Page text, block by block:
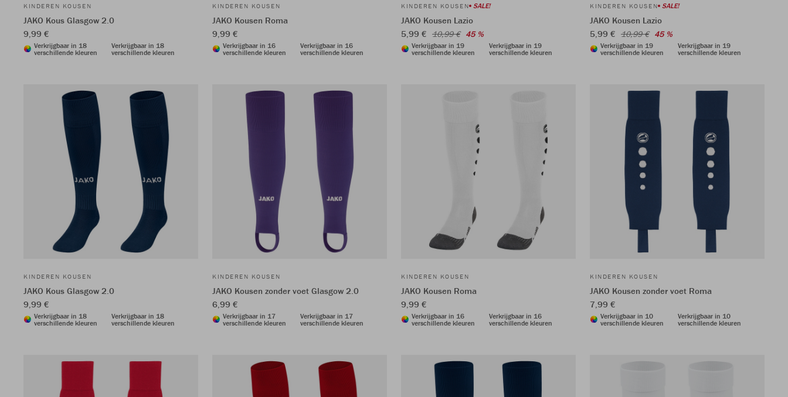
KINDEREN KOUSEN
JAKO Kous Glasgow 2.0
9,99 €
Verkrijgbaar in 18
verschillende kleuren
Verkrijgbaar in 18
verschillende kleuren
KINDEREN KOUSEN
JAKO Kousen Roma
9,99 €
Verkrijgbaar in 16
verschillende kleuren
Verkrijgbaar in 16
verschillende kleuren
KINDEREN KOUSEN SALE!
JAKO Kousen Lazio
5,99 € 10,99 € 45 %
Verkrijgbaar in 19
verschillende kleuren
Verkrijgbaar in 19
verschillende kleuren
KINDEREN KOUSEN SALE!
JAKO Kousen Lazio
5,99 € 10,99 € 45 %
Verkrijgbaar in 19
verschillende kleuren
Verkrijgbaar in 19
verschillende kleuren
KINDEREN KOUSEN
JAKO Kous Glasgow 2.0
9,99 €
Verkrijgbaar in 18
verschillende kleuren
Verkrijgbaar in 18
verschillende kleuren
KINDEREN KOUSEN
JAKO Kousen zonder voet Glasgow 2.0
6,99 €
Verkrijgbaar in 17
verschillende kleuren
Verkrijgbaar in 17
verschillende kleuren
KINDEREN KOUSEN
JAKO Kousen Roma
9,99 €
Verkrijgbaar in 16
verschillende kleuren
Verkrijgbaar in 16
verschillende kleuren
KINDEREN KOUSEN
JAKO Kousen zonder voet Roma
7,99 €
Verkrijgbaar in 10
verschillende kleuren
Verkrijgbaar in 10
verschillende kleuren